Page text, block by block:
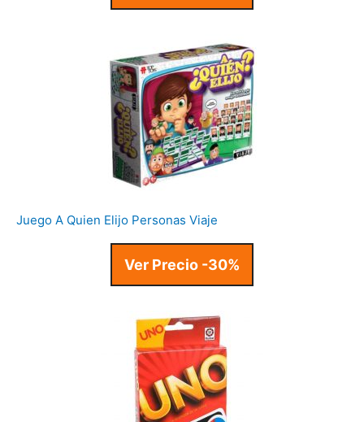
Juego A Quien Elijo Personas Viaje
Ver Precio -30%